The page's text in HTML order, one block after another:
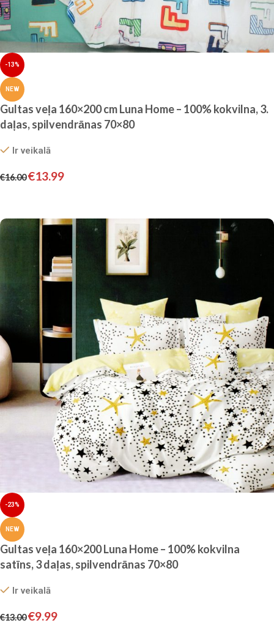
-13%
NEW
Gultas veļa 160×200 cm Luna Home – 100% kokvilna, 3.
daļas, spilvendrānas 70×80
Ir veikalā
€16.00€13.99
-23%
NEW
Gultas veļa 160×200 Luna Home – 100% kokvilna
satīns, 3 daļas, spilvendrānas 70×80
Ir veikalā
€13.00€9.99